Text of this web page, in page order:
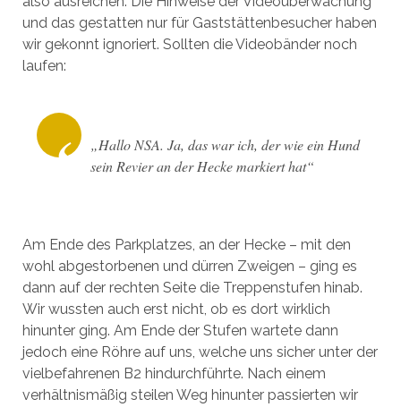
und das gestatten nur für Gaststättenbesucher haben
wir gekonnt ignoriert. Sollten die Videobänder noch
laufen:
„Hallo NSA. Ja, das war ich, der wie ein Hund
sein Revier an der Hecke markiert hat“
Am Ende des Parkplatzes, an der Hecke – mit den
wohl abgestorbenen und dürren Zweigen – ging es
dann auf der rechten Seite die Treppenstufen hinab.
Wir wussten auch erst nicht, ob es dort wirklich
hinunter ging. Am Ende der Stufen wartete dann
jedoch eine Röhre auf uns, welche uns sicher unter der
vielbefahrenen B2 hindurchführte. Nach einem
verhältnismäßig steilen Weg hinunter passierten wir